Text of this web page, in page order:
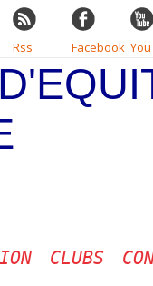
Rss Facebook
CLUBS